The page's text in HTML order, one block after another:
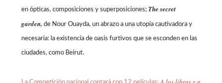
en ópticas, composiciones y superposiciones; The secret
garden, de Nour Ouayda, un abrazo a una utopía cautivadora y
necesaria: la existencia de oasis furtivos que se esconden en las
ciudades, como Beirut.